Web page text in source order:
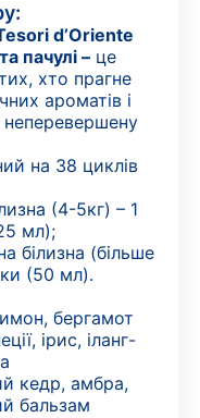
d’Oriente
пачулі –це
хто прагне
ароматів і
на 38 циклів
(4-5кг) – 1
мл);
білизна (більше
(50 мл).
бергамот
ірис, іланг-
кедр, амбра,
бальзам